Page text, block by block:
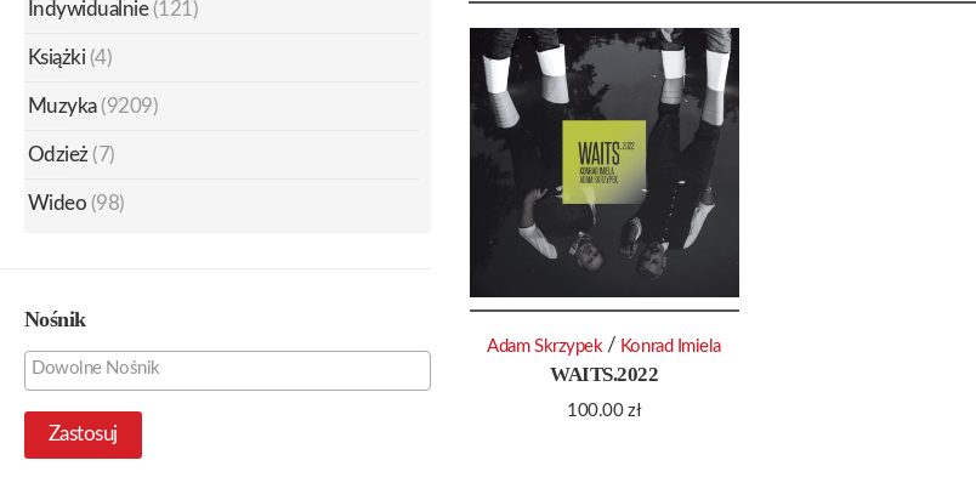
WAITS.2022
100.00zł
Adam Skrzypek / Konrad Imiela
Indywidualnie (121)
Książki (4)
Muzyka (9209)
Odzież (7)
Wideo (98)
Nośnik
Zastosuj